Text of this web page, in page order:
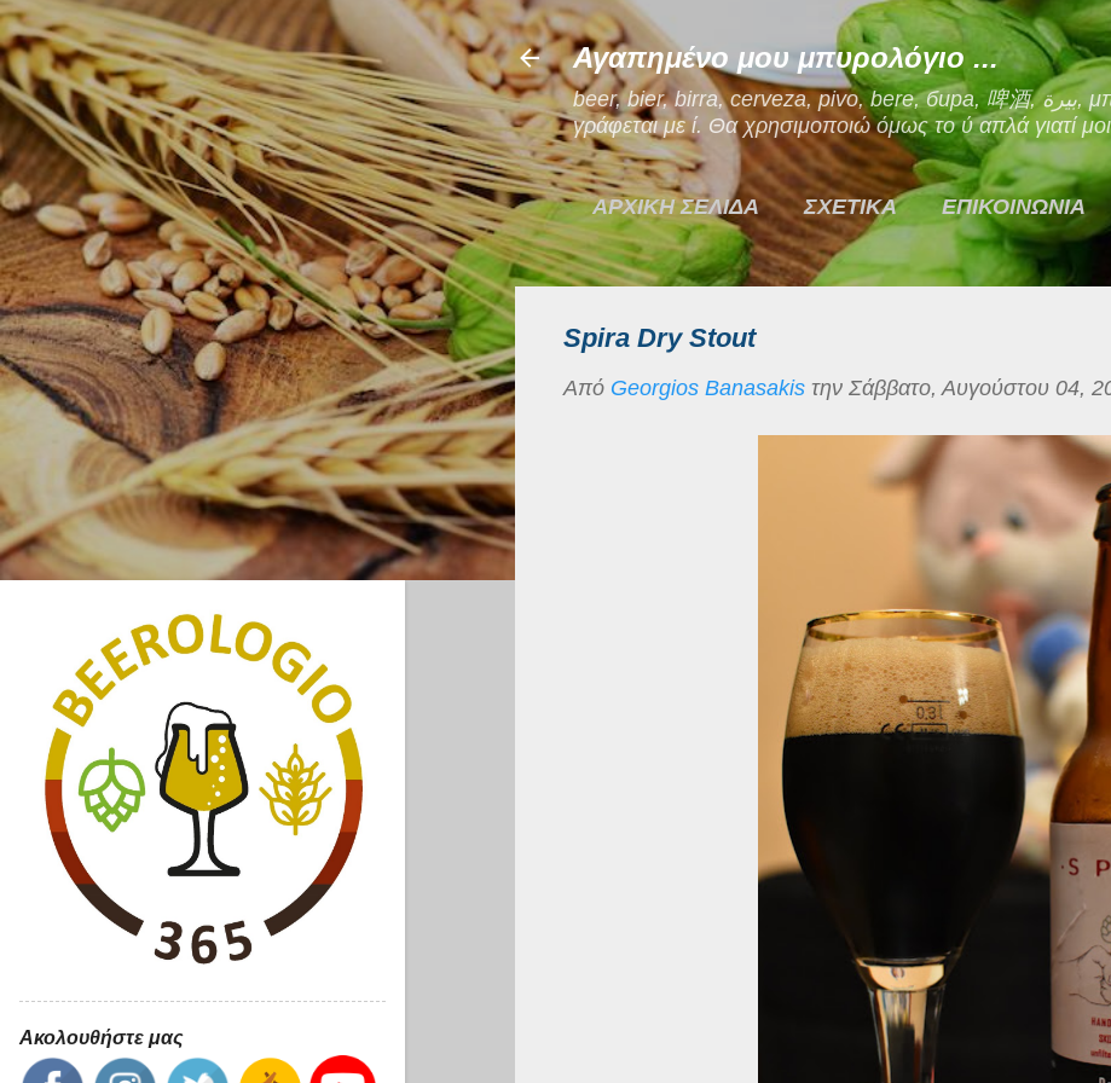
Μετάβαση στο κύριο περιεχόμενο
Αγαπημένο μου μπυρολόγιο ...
beer, bier, birra, cerveza, pivo, bere, бира, 啤酒, بيرة, μπίρα. Ναι, η μπίρα στα Ελληνικά
γράφεται με ί. Θα χρησιμοποιώ όμως το ύ απλά γιατί
ΑΡΧΙΚΗ ΣΕΛΙΔΑ ΣΧΕΤΙΚΑ ΕΠΙΚΟΙΝΩΝΙΑ
Spira Dry Stout
Από Georgios Banasakis την Σάββατο, Αυγούστου 04,
Ακολουθήστε μας